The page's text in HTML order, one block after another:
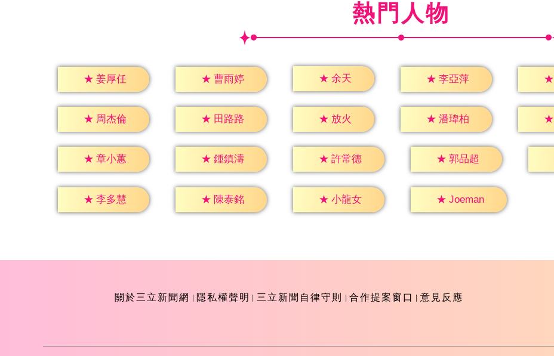
熱門人物
★ 姜厚任 ★ 曹雨婷 ★ 余天 ★ 李亞萍 ★
★ 周杰倫 ★ 田路路 ★ 放火 ★ 潘瑋柏 ★
★ 章小蕙 ★ 鍾鎮濤 ★ 許常德 ★ 郭品超
★ 李多慧 ★ 陳泰銘 ★ 小龍女 ★ Joeman
關於三立新聞網 隱私權聲明 三立新聞自律守則 合作提案窗口 意見反應